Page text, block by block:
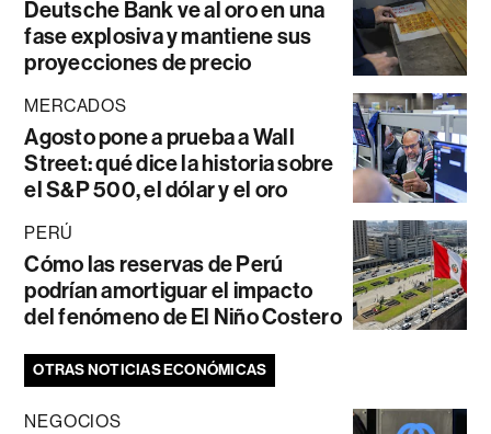
Deutsche Bank ve al oro en una
fase explosiva y mantiene sus
proyecciones de precio
MERCADOS
Agosto pone a prueba a Wall
Street: qué dice la historia sobre
el S&P 500, el dólar y el oro
PERÚ
Cómo las reservas de Perú
podrían amortiguar el impacto
del fenómeno de El Niño Costero
OTRAS NOTICIAS ECONÓMICAS
NEGOCIOS